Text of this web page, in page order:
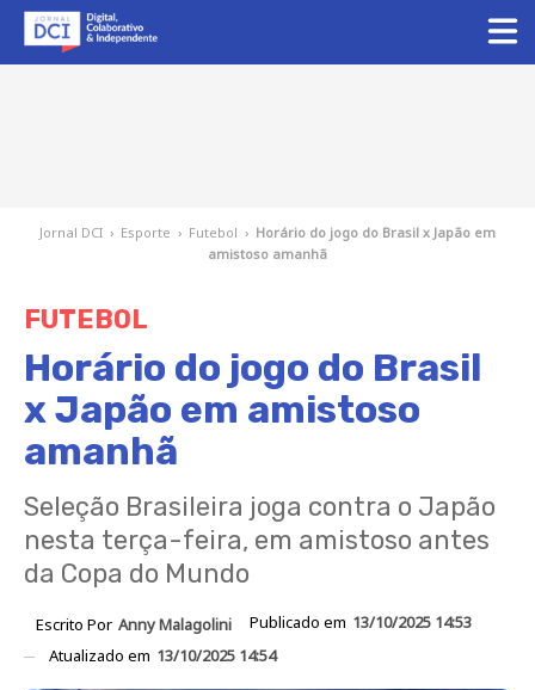
Jornal DCI › Esporte › Futebol › Horário do jogo do Brasil x Japão em
amistoso amanhã
FUTEBOL
Horário do jogo do Brasil
x Japão em amistoso
amanhã
Seleção Brasileira joga contra o Japão
nesta terça-feira, em amistoso antes
da Copa do Mundo
Escrito Por Anny Malagolini Publicado em 13/10/2025 14:53
Atualizado em 13/10/2025 14:54